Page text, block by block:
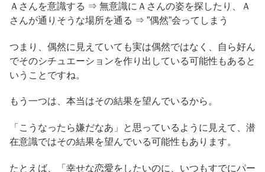
Ａさんを意識する ⇒ 無意識にＡさんの姿を探したり、Ａ
さんが通りそうな場所を通る ⇒ ”偶然”会ってしまう
つまり、偶然に見えていても実は偶然ではなく、自ら好ん
でそのシチュエーションを作り出している可能性もあると
いうことですね。
もう一つは、本当はその結果を望んでいるから。
「こうなったら嫌だなあ」と思っているように見えて、潜
在意識ではその結果を望んでいる可能性もあります。
たとえば、「幸せな恋愛をしたいのに、いつもすでにパー